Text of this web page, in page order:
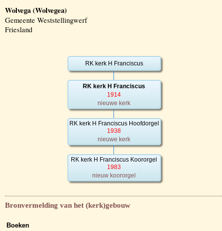
Wolvega (Wolvegea)
Gemeente Weststellingwerf
Friesland
RK kerk H Franciscus
RK kerk H Franciscus
1914
nieuwe kerk
RK kerk H Franciscus Hoofdorgel
1938
nieuwe kerk
RK kerk H Franciscus Koororgel
1983
nieuw koororgel
Bronvermelding van het (kerk)gebouw
Boeken